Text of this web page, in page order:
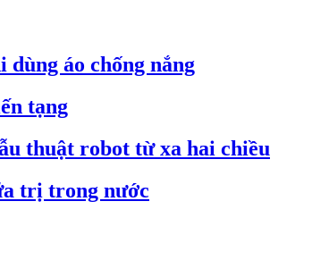
dùng áo chống nắng
tạng
thuật robot từ xa hai chiều
trị trong nước